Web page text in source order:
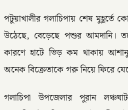
পটুয়াখালীর গলাচিপায় শেষ মুহূর্তে
উঠেছে, বেড়েছে পশুর আমদানি।
কারণে হাটে ভিড় কম থাকায়
অনেক বিক্রেতাকে গরু নিয়ে ফিরে
গলাচিপা উপজেলার পুরান